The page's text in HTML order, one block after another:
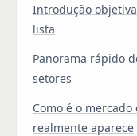
Introdução
lista
Panorama rápido
setores
Como é o
realmente aparece